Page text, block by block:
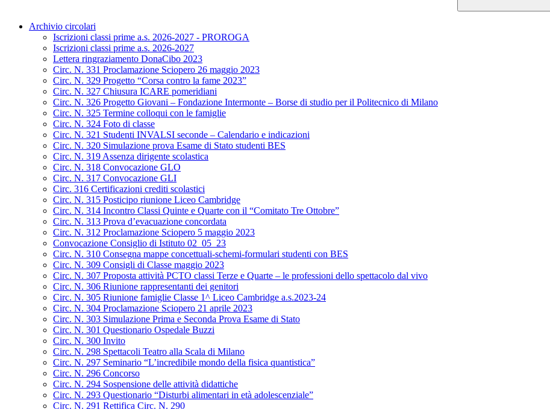
Archivio circolari
Iscrizioni classi prime a.s. 2026-2027 - PROROGA
Iscrizioni classi prime a.s. 2026-2027
Lettera ringraziamento DonaCibo 2023
Circ. N. 331 Proclamazione Sciopero 26 maggio 2023
Circ. N. 329 Progetto “Corsa contro la fame 2023”
Circ. N. 327 Chiusura ICARE pomeridiani
Circ. N. 326 Progetto Giovani – Fondazione Intermonte – Borse di studio per il Politecnico di Milano
Circ. N. 325 Termine colloqui con le famiglie
Circ. N. 324 Foto di classe
Circ. N. 321 Studenti INVALSI seconde – Calendario e indicazioni
Circ. N. 320 Simulazione prova Esame di Stato studenti BES
Circ. N. 319 Assenza dirigente scolastica
Circ. N. 318 Convocazione GLO
Circ. N. 317 Convocazione GLI
Circ. 316 Certificazioni crediti scolastici
Circ. N. 315 Posticipo riunione Liceo Cambridge
Circ. N. 314 Incontro Classi Quinte e Quarte con il “Comitato Tre Ottobre”
Circ. N. 313 Prova d’evacuazione concordata
Circ. N. 312 Proclamazione Sciopero 5 maggio 2023
Convocazione Consiglio di Istituto 02_05_23
Circ. N. 310 Consegna mappe concettuali-schemi-formulari studenti con BES
Circ. N. 309 Consigli di Classe maggio 2023
Circ. N. 307 Proposta attività PCTO classi Terze e Quarte – le professioni dello spettacolo dal vivo
Circ. N. 306 Riunione rappresentanti dei genitori
Circ. N. 305 Riunione famiglie Classe 1^ Liceo Cambridge a.s.2023-24
Circ. N. 304 Proclamazione Sciopero 21 aprile 2023
Circ. N. 303 Simulazione Prima e Seconda Prova Esame di Stato
Circ. N. 301 Questionario Ospedale Buzzi
Circ. N. 300 Invito
Circ. N. 298 Spettacoli Teatro alla Scala di Milano
Circ. N. 297 Seminario “L’incredibile mondo della fisica quantistica”
Circ. N. 296 Concorso
Circ. N. 294 Sospensione delle attività didattiche
Circ. N. 293 Questionario “Disturbi alimentari in età adolescenziale”
Circ. N. 291 Rettifica Circ. N. 290